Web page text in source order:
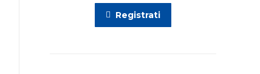
Registrati